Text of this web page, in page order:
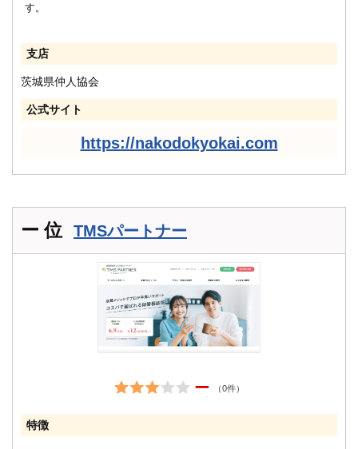
す。
支店
茨城県仲人協会
公式サイト
https://nakodokyokai.com
ー 位 TMSパートナー
ー （0件）
特徴